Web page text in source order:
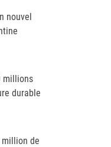
nouvel
millions
durable
million de